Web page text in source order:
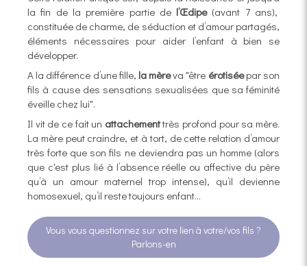
la fin de la première partie de l’Œdipe(avant 7 ans),
constituée de charme, de séduction et d’amour partagés,
éléments nécessaires pour aider l’enfant à bien se
développer.
A la différence d’une fille, la mèreva "être érotiséepar son
fils à cause des sensations sexualisées que sa féminité
éveille chez lui".
Il vit de ce fait un attachementtrès profond pour sa mère.
La mère peut craindre, et à tort, de cette relation d’amour
très forte que son fils ne deviendra pas un homme (alors
que c'est plus lié à l’absence réelle ou affective du père
qu’à un amour maternel trop intense), qu’il devienne
homosexuel, qu’il reste toujours enfant…
Vous vous questionnez sur votre lien à votre/vos fils ?
Parlons-en